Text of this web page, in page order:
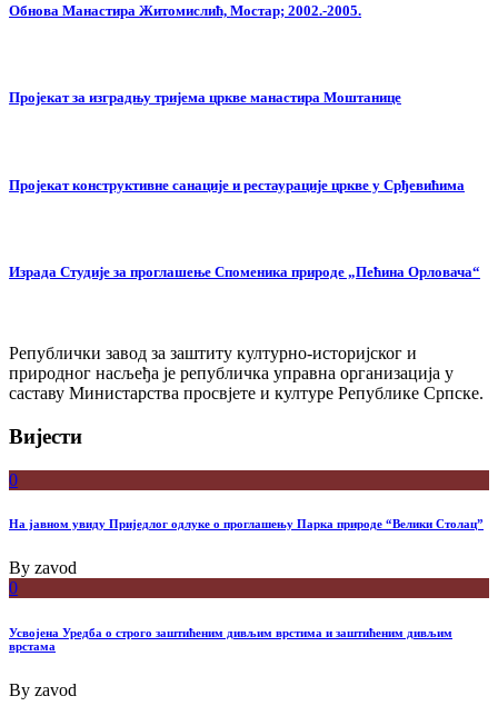
Обнова Манастира Житомислић, Мостар; 2002.-2005.
Пројекат за изградњу тријема цркве манастира Моштанице
Пројекат конструктивне санације и рестаурације цркве у Срђевићима
Израда Студије за проглашење Споменика природе „Пећина Орловача“
Републички завод за заштиту културно-историјског и
природног насљеђа је републичка управна организација у
саставу Министарства просвјете и културе Републике Српске.
Вијести
0
На јавном увиду Приједлог oдлуке о проглашењу Парка природе “Велики Столац”
By zavod
0
Усвојена Уредба о строго заштићеним дивљим врстима и заштићеним дивљим
врстама
By zavod